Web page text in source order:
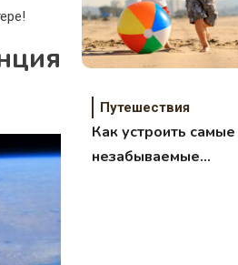
Путешествия
Как устроить самые
незабываемые